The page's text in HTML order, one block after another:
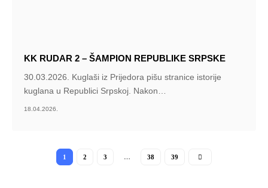
KK RUDAR 2 – ŠAMPION REPUBLIKE SRPSKE
30.03.2026. Kuglaši iz Prijedora pišu stranice istorije
kuglana u Republici Srpskoj. Nakon
18.04.2026.
1 2 3 … 38 39